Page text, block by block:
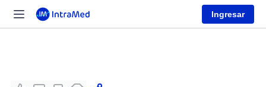
Ingresar